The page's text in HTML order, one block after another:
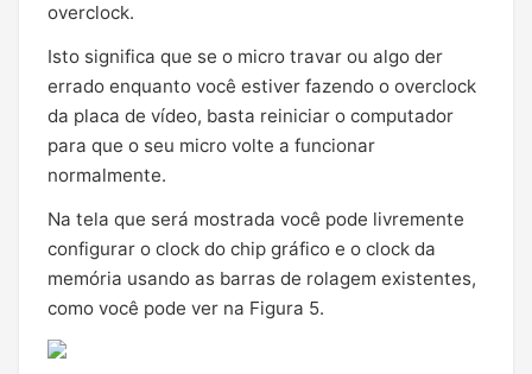
overclock.
Isto significa que se o micro travar ou algo der
errado enquanto você estiver fazendo o overclock
da placa de vídeo, basta reiniciar o computador
para que o seu micro volte a funcionar
normalmente.
Na tela que será mostrada você pode livremente
configurar o clock do chip gráfico e o clock da
memória usando as barras de rolagem existentes,
como você pode ver na Figura 5.